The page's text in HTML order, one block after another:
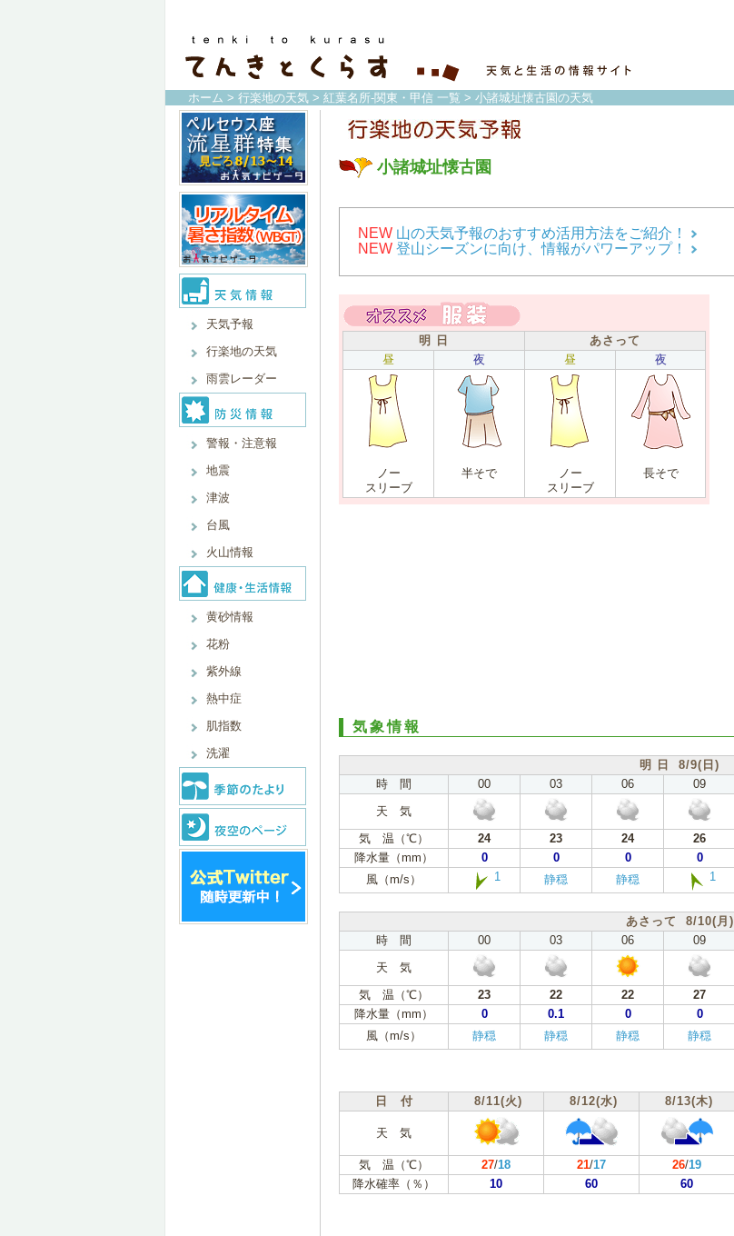
ホーム > 行楽地の天気 > 紅葉名所-関東・甲信 一覧 > 小諸城址懐古園の天気
天気予報
行楽地の天気
雨雲レーダー
警報・注意報
地震
津波
台風
火山情報
黄砂情報
花粉
紫外線
熱中症
肌指数
洗濯
小諸城址懐古園
NEW 山の天気予報のおすすめ活用方法をご紹介！
NEW 登山シーズンに向け、情報がパワーアップ！
明 日
あさって
昼
夜 昼 夜
ノー
スリーブ
半そで
ノー
スリーブ
長そで
気象情報
明 日 8/9(日)
時 間
00 03 06 09
天 気
気 温（℃）
24 23 24 26
降水量（mm）
0 0 0 0
風（m/s）
1 静穏 静穏 1
あさって 8/10(月)
時 間
00 03 06 09
天 気
気 温（℃）
23 22 22 27
降水量（mm）
0 0.1 0 0
風（m/s）
静穏 静穏 静穏 静穏
日 付 8/11(火) 8/12(水) 8/13(木)
天 気
気 温（℃） 27/18 21/17 26/19
降水確率（％）
10 60 60